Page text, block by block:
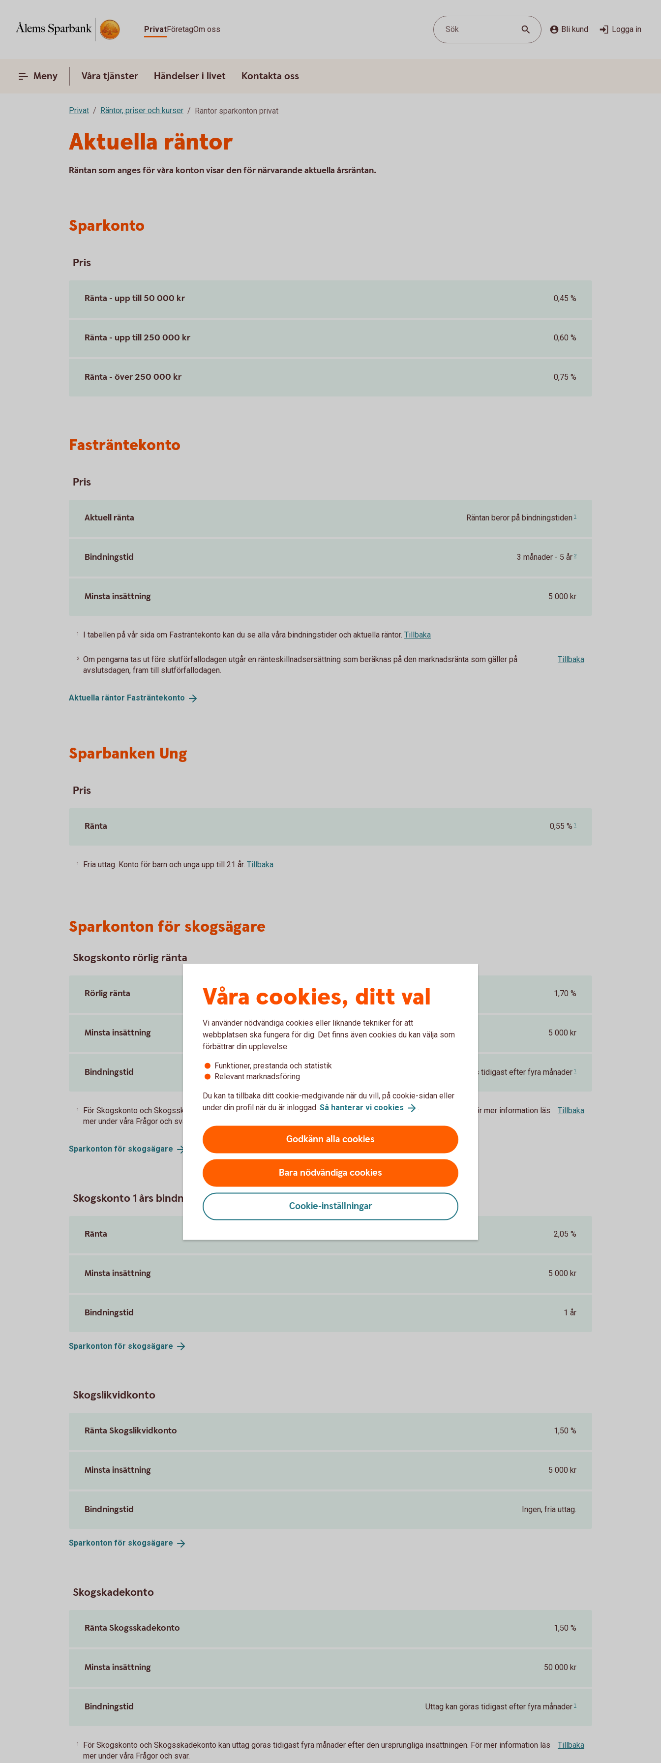
PrivatFöretagOm oss Sök Bli kund Logga in
Meny Våra tjänster Händelser i livet Kontakta oss
Privat Räntor, priser och kurser Räntor sparkonton privat
Aktuella räntor
Räntan som anges för våra konton visar den för närvarande aktuella årsräntan.
Sparkonto
Pris
Ränta - upp till 50 000 kr 0,45 %
Ränta - upp till 250 000 kr 0,60 %
Ränta - över 250 000 kr 0,75 %
Fasträntekonto
Pris
Aktuell ränta Räntan beror på bindningstiden 1
Bindningstid 3 månader - 5 år 2
Minsta insättning 5 000 kr
1 I tabellen på vår sida om Fasträntekonto kan du se alla våra bindningstider och aktuella räntor. Tillbaka
2
Om pengarna tas ut före slutförfallodagen utgår en ränteskillnadsersättning som beräknas på den marknadsränta som gäller på
avslutsdagen, fram till slutförfallodagen.
Tillbaka
Aktuella räntor Fasträntekonto
Sparbanken Ung
Pris
Ränta 0,55 % 1
1 Fria uttag. Konto för barn och unga upp till 21 år. Tillbaka
Sparkonton för skogsägare
Skogskonto rörlig ränta
Rörlig ränta 1,70 %
Minsta insättning 5 000 kr
Bindningstid Uttag kan göras tidigast efter fyra månader 1
1
För Skogskonto och Skogsskadekonto kan uttag göras tidigast fyra månader efter den ursprungliga insättningen. För mer information läs
mer under våra Frågor och svar.
Tillbaka
Sparkonton för skogsägare
Skogskonto 1 års bindningstid
Ränta 2,05 %
Minsta insättning 5 000 kr
Bindningstid 1 år
Sparkonton för skogsägare
Skogslikvidkonto
Ränta Skogslikvidkonto 1,50 %
Minsta insättning 5 000 kr
Bindningstid Ingen, fria uttag.
Sparkonton för skogsägare
Skogskadekonto
Ränta Skogsskadekonto 1,50 %
Minsta insättning 50 000 kr
Bindningstid Uttag kan göras tidigast efter fyra månader 1
1
För Skogskonto och Skogsskadekonto kan uttag göras tidigast fyra månader efter den ursprungliga insättningen. För mer information läs
mer under våra Frågor och svar.
Tillbaka
Våra cookies, ditt val
Vi använder nödvändiga cookies eller liknande tekniker för att
webbplatsen ska fungera för dig. Det finns även cookies du kan välja som
förbättrar din upplevelse:
Funktioner, prestanda och statistik
Relevant marknadsföring
Du kan ta tillbaka ditt cookie-medgivande när du vill, på cookie-sidan eller
under din profil när du är inloggad. Så hanterar vi cookies .
Godkänn alla cookies
Bara nödvändiga cookies
Cookie-inställningar